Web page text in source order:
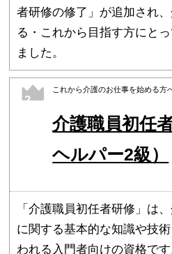
者研修の修了」が追加され
る・これから目指す方にと
ました。
2
これから介護のお仕事を始める方
介護職員初任
ヘルパー2級）
「介護職員初任者研修」は
に関する基本的な知識や技術
われる入門者向けの資格です